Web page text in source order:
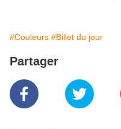
#Couleurs #Billet du jour
Partager